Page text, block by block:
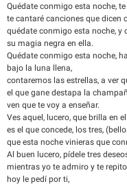
Quédate conmigo esta noche,
te cantaré canciones que dicen
quédate conmigo esta noche,
su magia negra en ella.
Quédate conmigo esta noche,
bajo la luna llena,
contaremos las estrellas, a ver
el que gane destapa la
ven que te voy a enseñar.
Ves aquel, lucero, que brilla en
es el que concede, los tres,
que esta noche vinieras que
Al buen lucero, pídele tres
mientras yo te admiro y te
hoy le pedí por ti,